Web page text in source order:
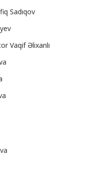
Sadıqov
Vaqif Əlixanlı